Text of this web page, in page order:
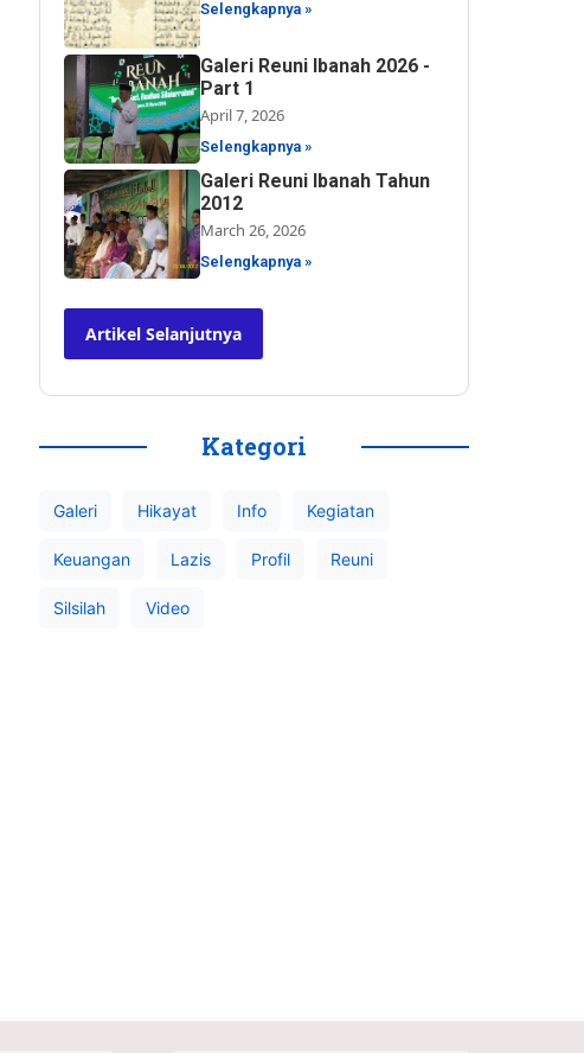
Selengkapnya »
Galeri Reuni Ibanah 2026 -
Part 1
April 7, 2026
Selengkapnya »
Galeri Reuni Ibanah Tahun
2012
March 26, 2026
Selengkapnya »
Artikel Selanjutnya
Kategori
Galeri Hikayat Info Kegiatan
Keuangan Lazis Profil Reuni
Silsilah Video